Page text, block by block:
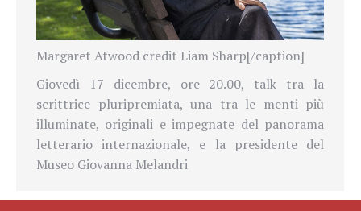
Margaret Atwood credit Liam Sharp[/caption]
Giovedì 17 dicembre, ore 20.00, talk tra la
scrittrice pluripremiata, una tra le menti più
illuminate, originali e impegnate del panorama
letterario internazionale, e la presidente del
Museo Giovanna Melandri